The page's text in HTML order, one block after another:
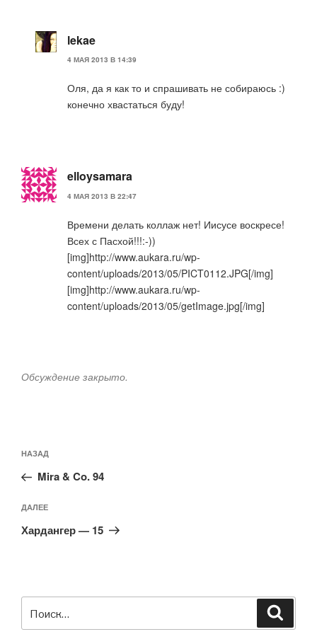
lekae
4 МАЯ 2013 В 14:39
Оля, да я как то и спрашивать не собираюсь :)
конечно хвастаться буду!
elloysamara
4 МАЯ 2013 В 22:47
Времени делать коллаж нет! Иисусе воскресе!
Всех с Пасхой!!!:-))
[img]http://www.aukara.ru/wp-
content/uploads/2013/05/PICT0112.JPG[/img]
[img]http://www.aukara.ru/wp-
content/uploads/2013/05/getImage.jpg[/img]
Обсуждение закрыто.
по
записям
Предыдущая
запись:
НАЗАД
Mira & Co. 94
Следующая
запись
ДАЛЕЕ
Хардангер — 15